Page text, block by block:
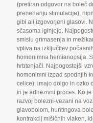
(pretiran odgovor na boleč
prenehanju stimulacije),
gibi ali izgovorjeni glasovi.
sčasoma iginjejo.
smislu grimasenja in
vpliva na izključitev
homonimna hemianopsija.
hrbtenjači. Najpogostejši
homonimni izpad spodnjih
celice): imajo dolgo in ozko
in je adhezivni proces. Ko
razvoj bolezni-vezani na
glavobolom, huntingova
kontrakcij mišičnih vlaken,